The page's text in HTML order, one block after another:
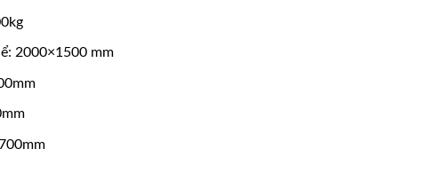
2000×1500 mm